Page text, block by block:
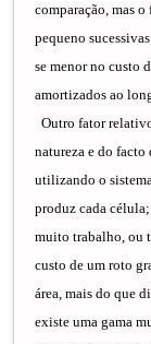
comparação, mas
pequeno
se menor no custo
amortizados ao
Outro fator
natureza e do
utilizando o
produz cada
muito trabalho, ou
custo de um roto
área, mais do que
existe uma gama